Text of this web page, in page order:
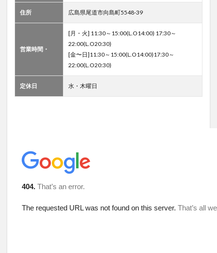
住所 広島県尾道市向島町5548-39
営業時間・
[月・火] 11:30～15:00(L.O14:00) 17:30～
22:00(L.O20:30)
[金〜日]11:30～15:00(L.O14:00)17:30～
22:00(L.O20:30)
定休日 水・木曜日